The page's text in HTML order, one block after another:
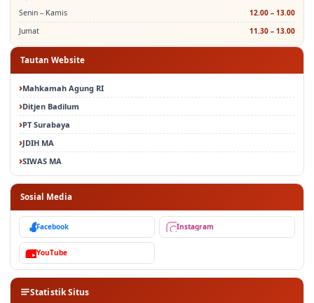
Senin – Kamis
12.00 – 13.00
Jumat
11.30 – 13.00
Tautan Website
Mahkamah Agung RI
Ditjen Badilum
PT Surabaya
JDIH MA
SIWAS MA
Sosial Media
Facebook Instagram
YouTube
Statistik Situs